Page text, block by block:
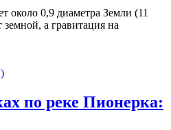
около 0,9 диаметра Земли (11
а гравитация на
по реке Пионерка: